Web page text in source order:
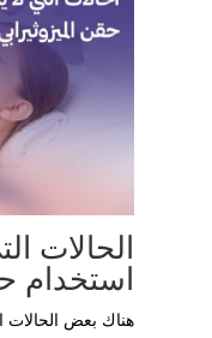
الحالات
استخدام
هناك بعض الحالات